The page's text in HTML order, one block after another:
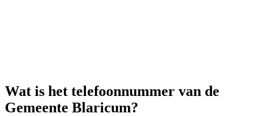
Wat is het telefoonnummer van de
Gemeente Blaricum?